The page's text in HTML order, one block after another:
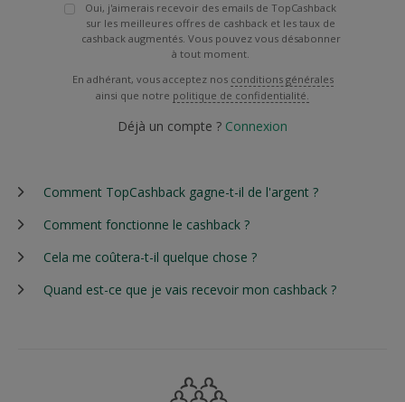
Oui, j'aimerais recevoir des emails de TopCashback
sur les meilleures offres de cashback et les taux de
cashback augmentés. Vous pouvez vous désabonner
à tout moment.
En adhérant, vous acceptez nos conditions générales
ainsi que notre politique de confidentialité.
Déjà un compte ? Connexion
Comment TopCashback gagne-t-il de l'argent ?
Comment fonctionne le cashback ?
Cela me coûtera-t-il quelque chose ?
Quand est-ce que je vais recevoir mon cashback ?